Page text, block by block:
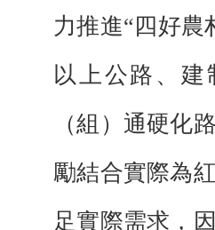
力推進“四好農
以上公路、
（組）通硬化
勵結合實際為
足實際需求，